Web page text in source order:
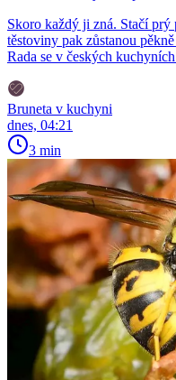
Skoro každý ji zná. Stačí
těstoviny pak zůstanou
Rada se v českých
Bruneta v kuchyni
dnes, 04:21
3 min